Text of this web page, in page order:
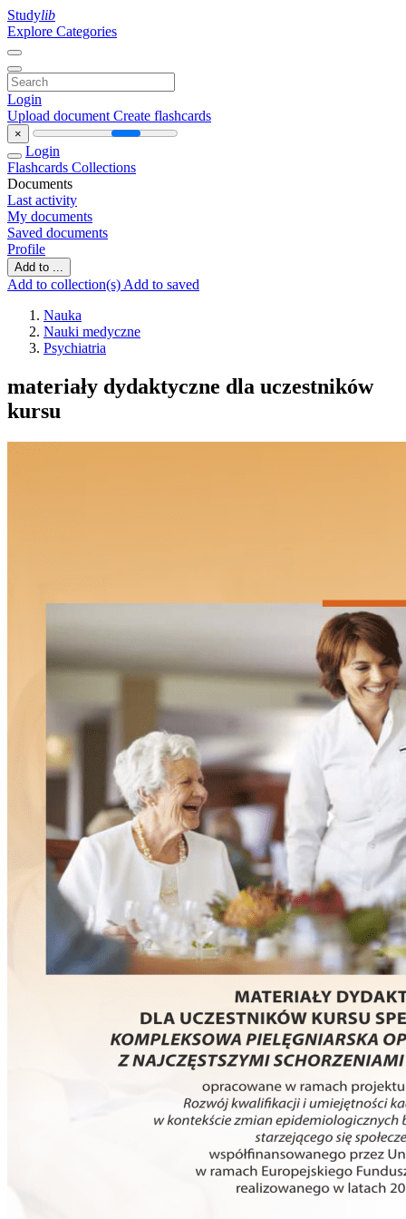
Studylib
Explore Categories
Login
Upload document Create flashcards
×
Login
Flashcards Collections
Documents
Last activity
My documents
Saved documents
Profile
Add to ...
Add to collection(s) Add to saved
Nauka
Nauki medyczne
Psychiatria
materiały dydaktyczne dla uczestników
kursu